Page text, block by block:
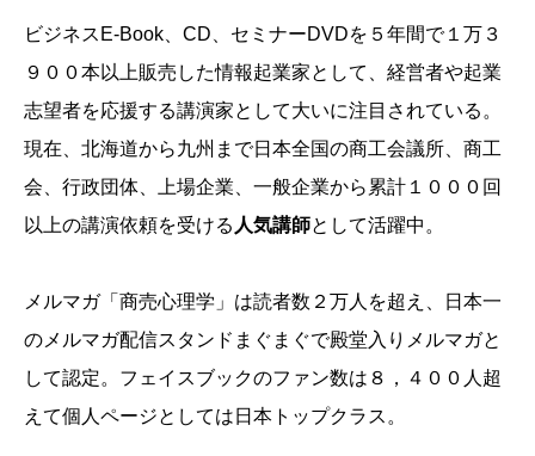
ビジネスE-Book、CD、セミナーDVDを５年間で１万３
９００本以上販売した情報起業家として、経営者や起業
志望者を応援する講演家として大いに注目されている。
現在、北海道から九州まで日本全国の商工会議所、商工
会、行政団体、上場企業、一般企業から累計１０００回
以上の講演依頼を受ける 人気講師として活躍中。
メルマガ「商売心理学」は読者数２万人を超え、日本一
のメルマガ配信スタンドまぐまぐで殿堂入りメルマガと
して認定。フェイスブックのファン数は８，４００人超
えて個人ページとしては日本トップクラス。